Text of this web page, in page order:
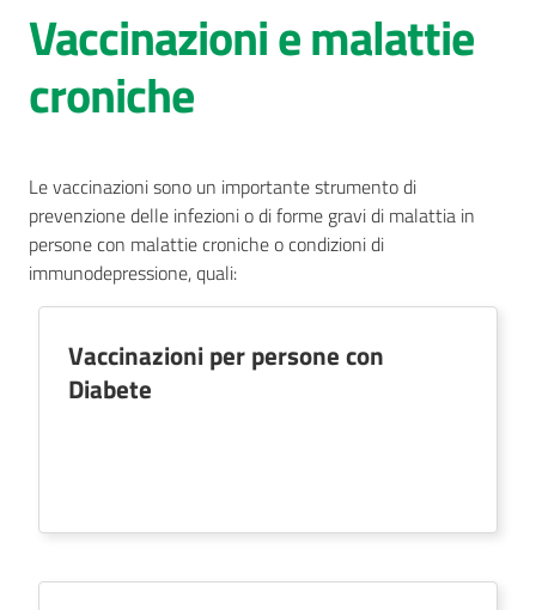
Luoghi
di
cura
AUSL
Comunica
Carta
Servizi
Vaccinazioni e malattie
croniche
Le vaccinazioni sono un importante strumento di
prevenzione delle infezioni o di forme gravi di malattia in
persone con malattie croniche o condizioni di
immunodepressione, quali:
Vaccinazioni per persone con
Diabete